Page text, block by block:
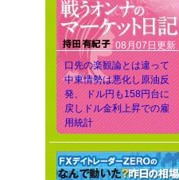
08月07日更新
口先の楽観論とは違って
中東情勢は悪化し原油反
発、 ドル円も158円台に
戻しドル金利上昇での雇
用統計